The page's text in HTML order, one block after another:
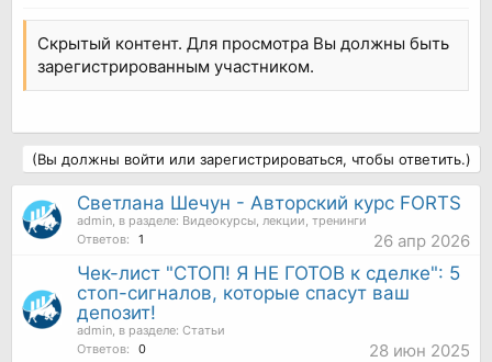
Скрытый контент. Для просмотра Вы должны быть
зарегистрированным участником.
(Вы должны войти или зарегистрироваться, чтобы ответить.)
Светлана Шечун - Авторский курс FORTS
admin , в разделе: Видеокурсы, лекции, тренинги
Ответов:
1 26 апр 2026
Чек-лист "СТОП! Я НЕ ГОТОВ к сделке": 5
стоп-сигналов, которые спасут ваш
депозит!
admin , в разделе: Статьи
Ответов:
0 28 июн 2025